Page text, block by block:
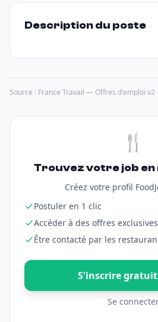
Description du poste
Source : France Travail — Offres d'emploi v2
🍴
Trouvez votre job
Créez votre profil
Postuler en 1 clic
Accéder à des offres exclusives
Être contacté par les
S'inscrire
Se